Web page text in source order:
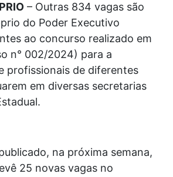
– Outras 834 vagas são
do Poder Executivo
ao concurso realizado em
n° 002/2024) para a
profissionais de diferentes
em diversas secretarias
na próxima semana,
25 novas vagas no